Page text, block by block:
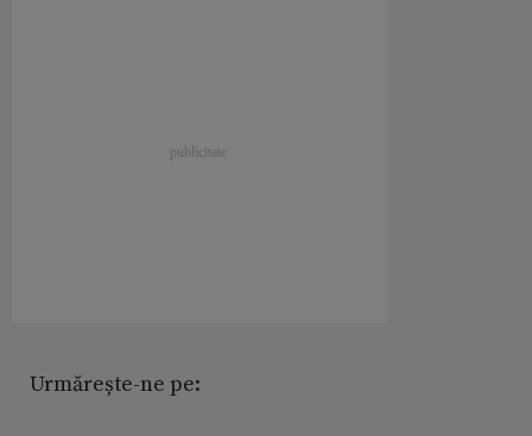
Urmărește-ne pe: